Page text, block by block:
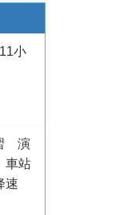
小
演
車站
速